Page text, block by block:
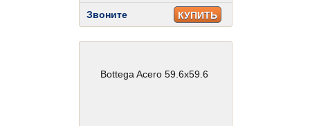
Звоните КУПИТЬ
Bottega Acero 59.6x59.6